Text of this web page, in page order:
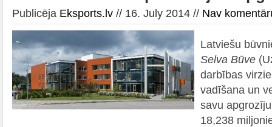
Publicēja Eksports.lv // 16. July 2014 // Nav
Latviešu
Selva Būve
darbības
vadīšana un
savu
18,238